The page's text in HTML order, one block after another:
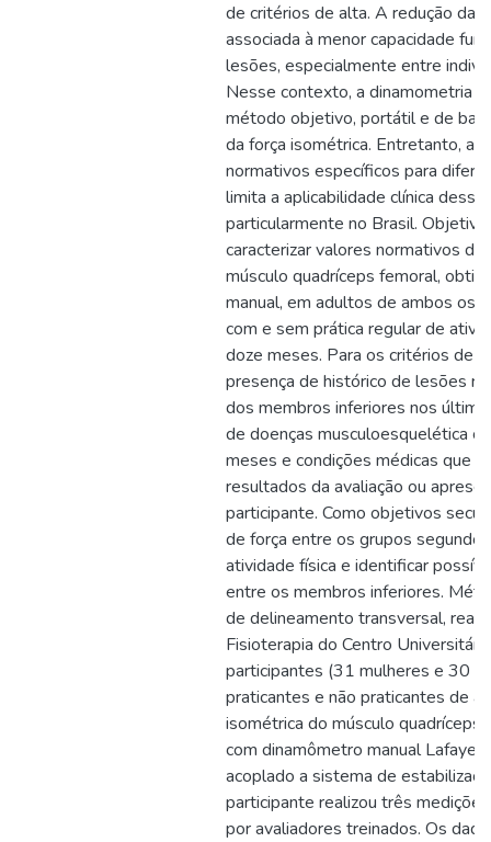
de critérios de alta. A redução da
associada à menor capacidade
lesões, especialmente entre
Nesse contexto, a dinamometria
método objetivo, portátil e de
da força isométrica. Entretanto, a
normativos específicos para
limita a aplicabilidade clínica
particularmente no Brasil.
caracterizar valores normativos
músculo quadríceps femoral,
manual, em adultos de ambos os
com e sem prática regular de
doze meses. Para os critérios de
presença de histórico de lesões
dos membros inferiores nos
de doenças musculoesquelética
meses e condições médicas que
resultados da avaliação ou
participante. Como objetivos
de força entre os grupos segundo
atividade física e identificar
entre os membros inferiores.
de delineamento transversal,
Fisioterapia do Centro
participantes (31 mulheres e 30
praticantes e não praticantes de
isométrica do músculo quadríceps
com dinamômetro manual
acoplado a sistema de
participante realizou três
por avaliadores treinados. Os